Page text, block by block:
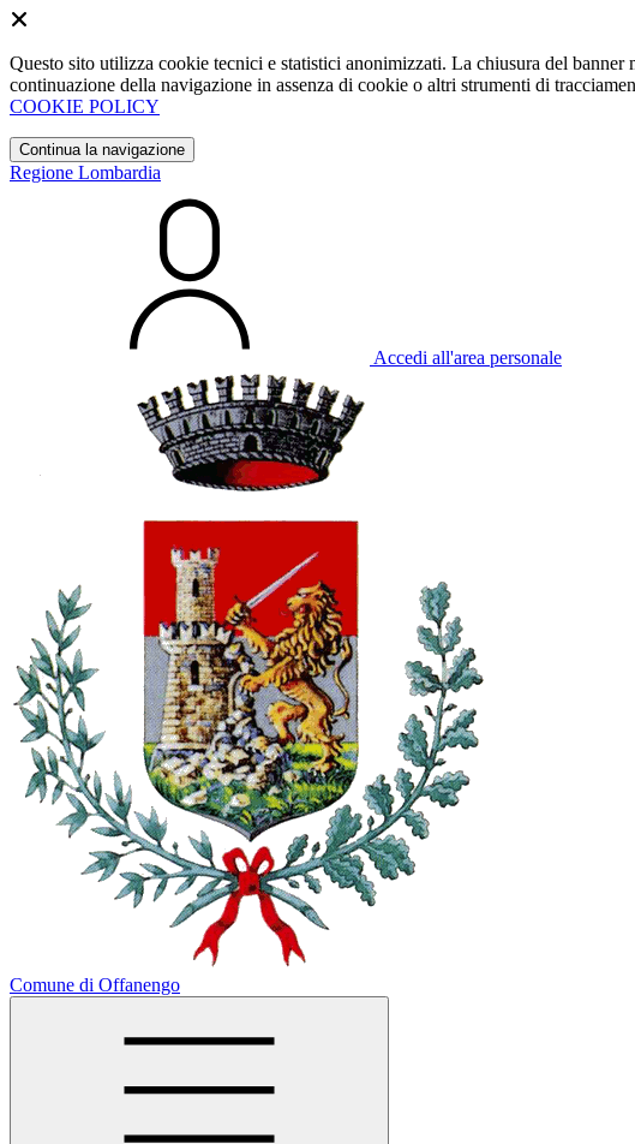
Questo sito utilizza cookie tecnici e statistici anonimizzati. La chiusura del
continuazione della navigazione in assenza di cookie o altri strumenti di
COOKIE POLICY
Continua la navigazione
Regione Lombardia
Accedi all'area personale
Comune di Offanengo